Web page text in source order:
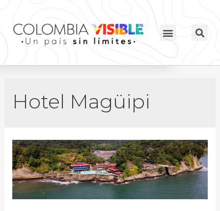
Hotel Magüipi